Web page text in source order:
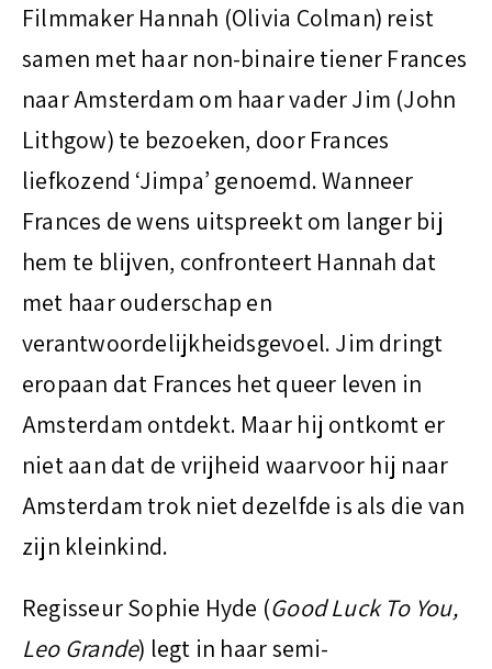
Filmmaker Hannah (Olivia Colman) reist
samen met haar non-binaire tiener Frances
naar Amsterdam om haar vader Jim (John
Lithgow) te bezoeken, door Frances
liefkozend ‘Jimpa’ genoemd. Wanneer
Frances de wens uitspreekt om langer bij
hem te blijven, confronteert Hannah dat
met haar ouderschap en
verantwoordelijkheidsgevoel. Jim dringt
eropaan dat Frances het queer leven in
Amsterdam ontdekt. Maar hij ontkomt er
niet aan dat de vrijheid waarvoor hij naar
Amsterdam trok niet dezelfde is als die van
zijn kleinkind.
Regisseur Sophie Hyde (Good Luck To You,
Leo Grande) legt in haar semi-